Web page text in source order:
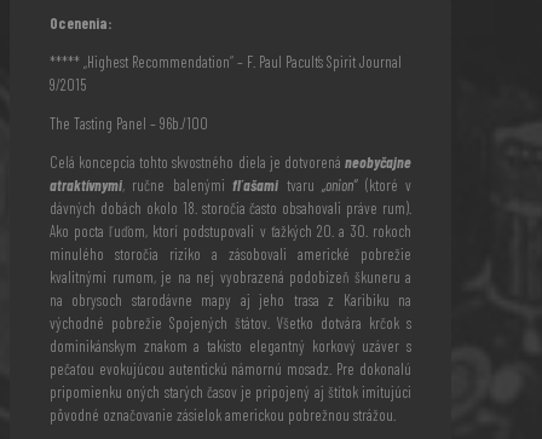
Ocenenia:
***** „Highest Recommendation“ – F. Paul Pacult’s Spirit Journal
9/2015
The Tasting Panel – 96b./100
Celá koncepcia tohto skvostného diela je dotvorená neobyčajne
atraktívnymi, ručne balenýmifľašami tvaru„onion“ (ktoré v
dávných dobách okolo 18. storočia často obsahovali práve rum).
Ako pocta ľuďom, ktorí podstupovali v ťažkých 20. a 30. rokoch
minulého storočia riziko a zásobovali americké pobrežie
kvalitnými rumom, je na nej vyobrazená podobizeň škuneru a
na obrysoch starodávne mapy aj jeho trasa z Karibiku na
východné pobrežie Spojených štátov. Všetko dotvára krčok s
dominikánskym znakom a takisto elegantný korkový uzáver s
pečaťou evokujúcou autentickú námornú mosadz. Pre dokonalú
pripomienku oných starých časov je pripojený aj štítok imitujúci
pôvodné označovanie zásielok americkou pobrežnou strážou.